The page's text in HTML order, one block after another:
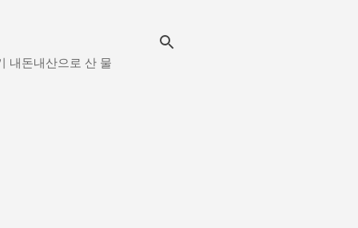
내돈내산으로 산 물